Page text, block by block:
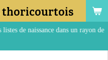
thoricourtois
de naissance dans un rayon de